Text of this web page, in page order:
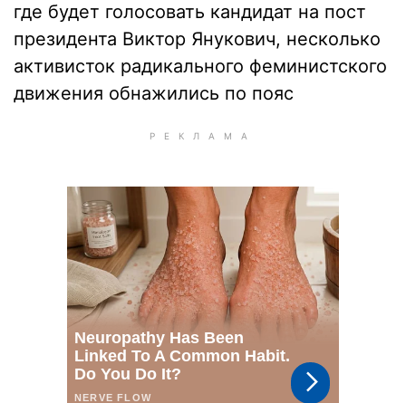
где будет голосовать кандидат на пост
президента Виктор Янукович, несколько
активисток радикального феминистского
движения обнажились по пояс